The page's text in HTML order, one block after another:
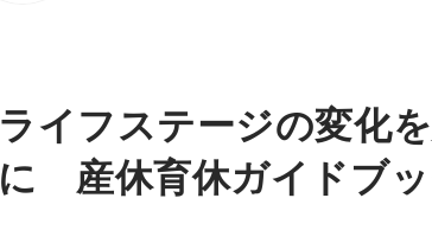
ライフステージの変化
に 産休育休ガイドブ